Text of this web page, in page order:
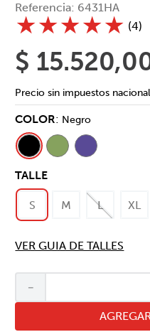
Referencia: 6431HA
★★★★★ (4)
$ 15.520,
Precio sin impuestos
COLOR: Negro
TALLE
S M L XL
VER GUIA DE TALLES
－